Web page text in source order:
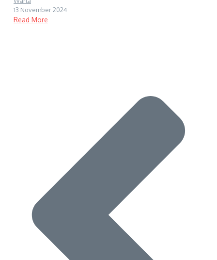
13 November 2024
Read More